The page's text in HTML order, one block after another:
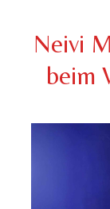
Neivi
beim